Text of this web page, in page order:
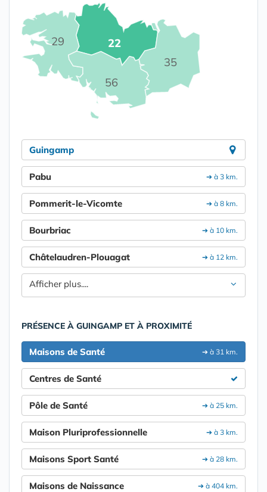
22
29
35
56
Guingamp
➔ à 3 km.
Pabu
➔ à 8 km.
Pommerit-le-Vicomte
➔ à 10 km.
Bourbriac
➔ à 12 km.
Châtelaudren-Plouagat
Afficher plus....
PRÉSENCE À GUINGAMP ET À PROXIMITÉ
➔ à 31 km.
Maisons de Santé
Centres de Santé
➔ à 25 km.
Pôle de Santé
➔ à 3 km.
Maison Pluriprofessionnelle
➔ à 28 km.
Maisons Sport Santé
➔ à 404 km.
Maisons de Naissance